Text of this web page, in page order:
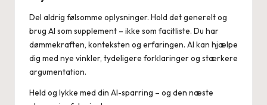
Del aldrig følsomme oplysninger. Hold det generelt og
brug AI som supplement – ikke som facitliste. Du har
dømmekraften, konteksten og erfaringen. AI kan hjælpe
dig med nye vinkler, tydeligere forklaringer og stærkere
argumentation.
Held og lykke med din AI-sparring – og den næste